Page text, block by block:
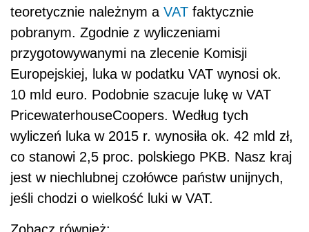
teoretycznie należnym a VAT faktycznie
pobranym. Zgodnie z wyliczeniami
przygotowywanymi na zlecenie Komisji
Europejskiej, luka w podatku VAT wynosi ok.
10 mld euro. Podobnie szacuje lukę w VAT
PricewaterhouseCoopers. Według tych
wyliczeń luka w 2015 r. wynosiła ok. 42 mld zł,
co stanowi 2,5 proc. polskiego PKB. Nasz kraj
jest w niechlubnej czołówce państw unijnych,
jeśli chodzi o wielkość luki w VAT.